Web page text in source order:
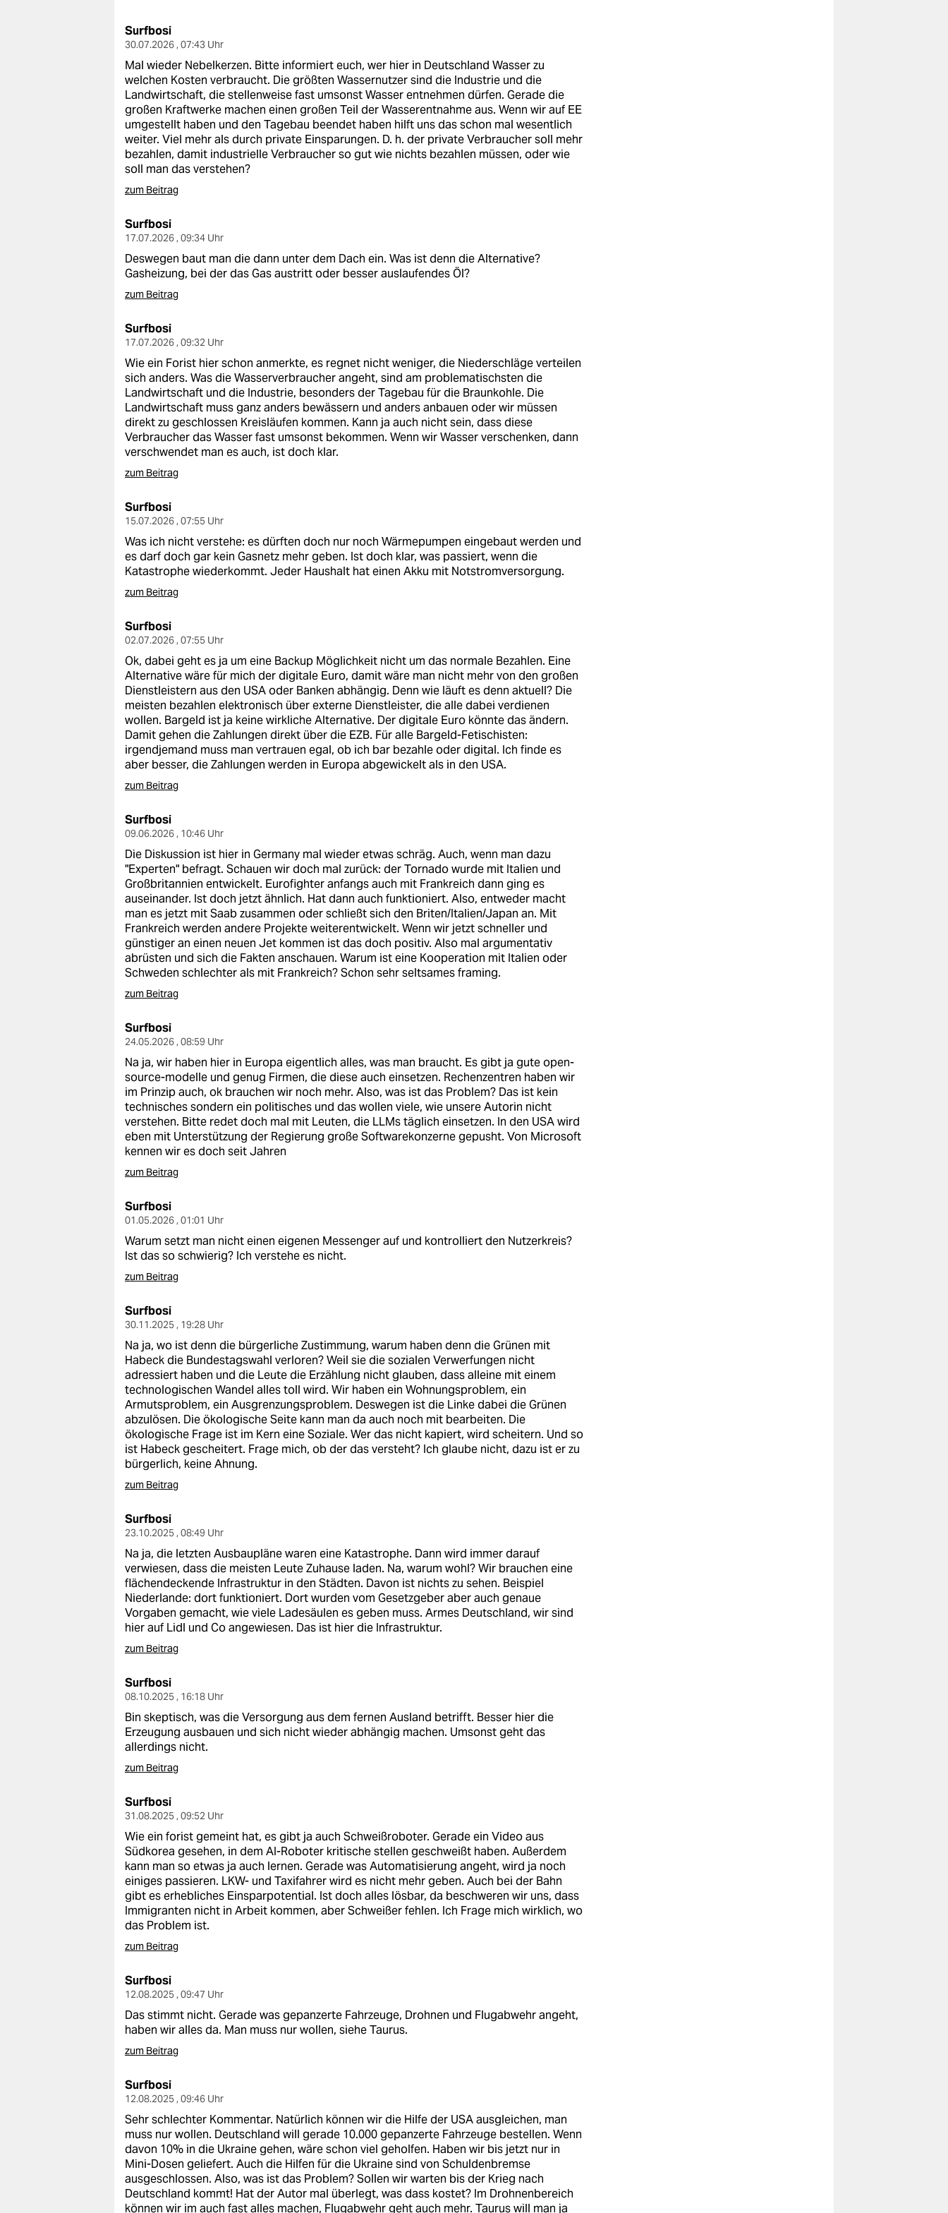
nord
wahrheit
verlag
verlag
veranstaltungen
unterstützen
abo
genossenschaft
Surfbosi
30.07.2026 , 07:43 Uhr
Mal wieder Nebelkerzen. Bitte informiert euch, wer hier in Deutschland Wasser zu
welchen Kosten verbraucht. Die größten Wassernutzer sind die Industrie und die
Landwirtschaft, die stellenweise fast umsonst Wasser entnehmen dürfen. Gerade die
großen Kraftwerke machen einen großen Teil der Wasserentnahme aus. Wenn wir auf EE
umgestellt haben und den Tagebau beendet haben hilft uns das schon mal wesentlich
weiter. Viel mehr als durch private Einsparungen. D. h. der private Verbraucher soll mehr
bezahlen, damit industrielle Verbraucher so gut wie nichts bezahlen müssen, oder wie
soll man das verstehen?
zum Beitrag
Surfbosi
17.07.2026 , 09:34 Uhr
Deswegen baut man die dann unter dem Dach ein. Was ist denn die Alternative?
Gasheizung, bei der das Gas austritt oder besser auslaufendes Öl?
zum Beitrag
Surfbosi
17.07.2026 , 09:32 Uhr
Wie ein Forist hier schon anmerkte, es regnet nicht weniger, die Niederschläge verteilen
sich anders. Was die Wasserverbraucher angeht, sind am problematischsten die
Landwirtschaft und die Industrie, besonders der Tagebau für die Braunkohle. Die
Landwirtschaft muss ganz anders bewässern und anders anbauen oder wir müssen
direkt zu geschlossen Kreisläufen kommen. Kann ja auch nicht sein, dass diese
Verbraucher das Wasser fast umsonst bekommen. Wenn wir Wasser verschenken, dann
verschwendet man es auch, ist doch klar.
zum Beitrag
Surfbosi
15.07.2026 , 07:55 Uhr
Was ich nicht verstehe: es dürften doch nur noch Wärmepumpen eingebaut werden und
es darf doch gar kein Gasnetz mehr geben. Ist doch klar, was passiert, wenn die
Katastrophe wiederkommt. Jeder Haushalt hat einen Akku mit Notstromversorgung.
zum Beitrag
Surfbosi
02.07.2026 , 07:55 Uhr
Ok, dabei geht es ja um eine Backup Möglichkeit nicht um das normale Bezahlen. Eine
Alternative wäre für mich der digitale Euro, damit wäre man nicht mehr von den großen
Dienstleistern aus den USA oder Banken abhängig. Denn wie läuft es denn aktuell? Die
meisten bezahlen elektronisch über externe Dienstleister, die alle dabei verdienen
wollen. Bargeld ist ja keine wirkliche Alternative. Der digitale Euro könnte das ändern.
Damit gehen die Zahlungen direkt über die EZB. Für alle Bargeld-Fetischisten:
irgendjemand muss man vertrauen egal, ob ich bar bezahle oder digital. Ich finde es
aber besser, die Zahlungen werden in Europa abgewickelt als in den USA.
zum Beitrag
Surfbosi
09.06.2026 , 10:46 Uhr
Die Diskussion ist hier in Germany mal wieder etwas schräg. Auch, wenn man dazu
"Experten" befragt. Schauen wir doch mal zurück: der Tornado wurde mit Italien und
Großbritannien entwickelt. Eurofighter anfangs auch mit Frankreich dann ging es
auseinander. Ist doch jetzt ähnlich. Hat dann auch funktioniert. Also, entweder macht
man es jetzt mit Saab zusammen oder schließt sich den Briten/Italien/Japan an. Mit
Frankreich werden andere Projekte weiterentwickelt. Wenn wir jetzt schneller und
günstiger an einen neuen Jet kommen ist das doch positiv. Also mal argumentativ
abrüsten und sich die Fakten anschauen. Warum ist eine Kooperation mit Italien oder
Schweden schlechter als mit Frankreich? Schon sehr seltsames framing.
zum Beitrag
Surfbosi
24.05.2026 , 08:59 Uhr
Na ja, wir haben hier in Europa eigentlich alles, was man braucht. Es gibt ja gute open-
source-modelle und genug Firmen, die diese auch einsetzen. Rechenzentren haben wir
im Prinzip auch, ok brauchen wir noch mehr. Also, was ist das Problem? Das ist kein
technisches sondern ein politisches und das wollen viele, wie unsere Autorin nicht
verstehen. Bitte redet doch mal mit Leuten, die LLMs täglich einsetzen. In den USA wird
eben mit Unterstützung der Regierung große Softwarekonzerne gepusht. Von Microsoft
kennen wir es doch seit Jahren
zum Beitrag
Surfbosi
01.05.2026 , 01:01 Uhr
Warum setzt man nicht einen eigenen Messenger auf und kontrolliert den Nutzerkreis?
Ist das so schwierig? Ich verstehe es nicht.
zum Beitrag
Surfbosi
30.11.2025 , 19:28 Uhr
Na ja, wo ist denn die bürgerliche Zustimmung, warum haben denn die Grünen mit
Habeck die Bundestagswahl verloren? Weil sie die sozialen Verwerfungen nicht
adressiert haben und die Leute die Erzählung nicht glauben, dass alleine mit einem
technologischen Wandel alles toll wird. Wir haben ein Wohnungsproblem, ein
Armutsproblem, ein Ausgrenzungsproblem. Deswegen ist die Linke dabei die Grünen
abzulösen. Die ökologische Seite kann man da auch noch mit bearbeiten. Die
ökologische Frage ist im Kern eine Soziale. Wer das nicht kapiert, wird scheitern. Und so
ist Habeck gescheitert. Frage mich, ob der das versteht? Ich glaube nicht, dazu ist er zu
bürgerlich, keine Ahnung.
zum Beitrag
Surfbosi
23.10.2025 , 08:49 Uhr
Na ja, die letzten Ausbaupläne waren eine Katastrophe. Dann wird immer darauf
verwiesen, dass die meisten Leute Zuhause laden. Na, warum wohl? Wir brauchen eine
flächendeckende Infrastruktur in den Städten. Davon ist nichts zu sehen. Beispiel
Niederlande: dort funktioniert. Dort wurden vom Gesetzgeber aber auch genaue
Vorgaben gemacht, wie viele Ladesäulen es geben muss. Armes Deutschland, wir sind
hier auf Lidl und Co angewiesen. Das ist hier die Infrastruktur.
zum Beitrag
Surfbosi
08.10.2025 , 16:18 Uhr
Bin skeptisch, was die Versorgung aus dem fernen Ausland betrifft. Besser hier die
Erzeugung ausbauen und sich nicht wieder abhängig machen. Umsonst geht das
allerdings nicht.
zum Beitrag
Surfbosi
31.08.2025 , 09:52 Uhr
Wie ein forist gemeint hat, es gibt ja auch Schweißroboter. Gerade ein Video aus
Südkorea gesehen, in dem AI-Roboter kritische stellen geschweißt haben. Außerdem
kann man so etwas ja auch lernen. Gerade was Automatisierung angeht, wird ja noch
einiges passieren. LKW- und Taxifahrer wird es nicht mehr geben. Auch bei der Bahn
gibt es erhebliches Einsparpotential. Ist doch alles lösbar, da beschweren wir uns, dass
Immigranten nicht in Arbeit kommen, aber Schweißer fehlen. Ich Frage mich wirklich, wo
das Problem ist.
zum Beitrag
Surfbosi
12.08.2025 , 09:47 Uhr
Das stimmt nicht. Gerade was gepanzerte Fahrzeuge, Drohnen und Flugabwehr angeht,
haben wir alles da. Man muss nur wollen, siehe Taurus.
zum Beitrag
Surfbosi
12.08.2025 , 09:46 Uhr
Sehr schlechter Kommentar. Natürlich können wir die Hilfe der USA ausgleichen, man
muss nur wollen. Deutschland will gerade 10.000 gepanzerte Fahrzeuge bestellen. Wenn
davon 10% in die Ukraine gehen, wäre schon viel geholfen. Haben wir bis jetzt nur in
Mini-Dosen geliefert. Auch die Hilfen für die Ukraine sind von Schuldenbremse
ausgeschlossen. Also, was ist das Problem? Sollen wir warten bis der Krieg nach
Deutschland kommt! Hat der Autor mal überlegt, was dass kostet? Im Drohnenbereich
können wir im auch fast alles machen, Flugabwehr geht auch mehr. Taurus will man ja